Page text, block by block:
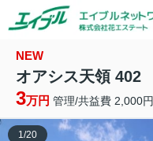
NEW
オアシス天領 402
3万円 管理/共益費 2,000円
1/20